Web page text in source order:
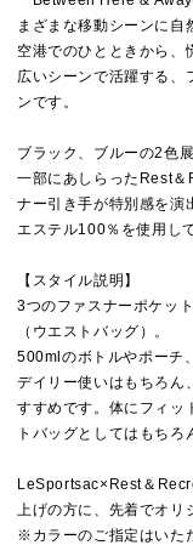
まざまな移動シーンに自
空港でのひとときから、
広いシーンで活躍する、
ンです。
ブラック、ブルーの2色展
一部にあしらったRest
ナー引き手が特別感を演
エステル100％を使用し
【スタイル説明】
3つのファスナーポケッ
（ウエストバッグ）。
500mlのボトルやポーチ
デイリー使いはもちろん
すすめです。体にフィッ
トバッグとしてはもちろ
LeSportsac×Rest＆
上げの方に、先着でオリ
※カラーのご指定はいた